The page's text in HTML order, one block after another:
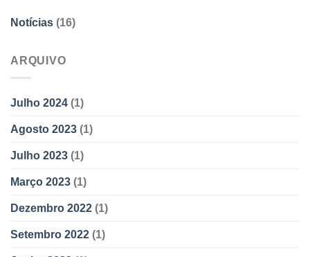
Notícias (16)
ARQUIVO
Julho 2024 (1)
Agosto 2023 (1)
Julho 2023 (1)
Março 2023 (1)
Dezembro 2022 (1)
Setembro 2022 (1)